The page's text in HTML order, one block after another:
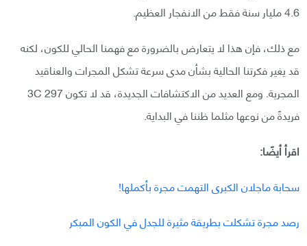
4.6 مليار سنة فقط من الانفجار العظيم.
مع ذلك، فإن هذا لا يتعارض بالضرورة مع فهمنا الحالي للكون، لكنه
قد يغير فكرتنا الحالية بشأن مدى سرعة تشكل المجرات والعناقيد
المجرية. ومع العديد من الاكتشافات الجديدة، قد لا تكون 3C 297
فريدةً من نوعها مثلما ظننا في البداية.
اقرأ أيضًا:
سحابة ماجلان الكبرى التهمت مجرة بأكملها!
رصد مجرة تشكلت بطريقة مثيرة للجدل في الكون المبكر